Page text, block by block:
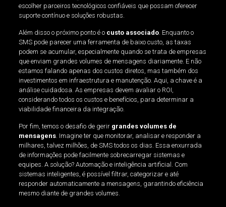
escolher parceiros tecnológicos confiáveis que possam oferecer
suporte contínuo e soluções robustas.
Além disso o próximo ponto é o custo associado. Enquanto o
SMS pode parecer uma ferramenta de baixo custo, as taxas
podem se acumular, especialmente quando se trata de empresas
que enviam grandes volumes de mensagens diariamente. E não
estamos falando apenas dos custos diretos, mas também dos
investimentos em infraestrutura e manutenção. Aqui, a chave é a
análise cuidadosa. As empresas devem avaliar o ROI,
considerando todos os custos e benefícios, para determinar a
viabilidade financeira da integração.
Por fim, temos o desafio de gerir grandes volumes de
mensagens. Imagine ter que monitorar, analisar e responder a
milhares, talvez milhões, de SMS todos os dias. Essa enxurrada
de informações pode facilmente sobrecarregar sistemas e
equipes. A solução? Automação e inteligência artificial. Com
sistemas inteligentes, é possível filtrar, categorizar e até
responder automaticamente a mensagens, garantindo eficiência
mesmo diante de grandes volumes.